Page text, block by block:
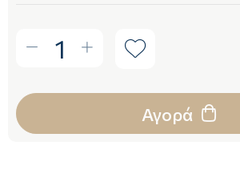
1
Αγορά